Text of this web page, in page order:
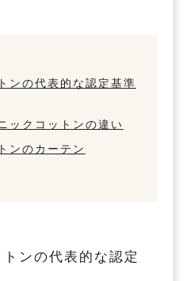
ンの代表的な認定基準
ックコットンの違い
ンのカーテン
ンの代表的な認定